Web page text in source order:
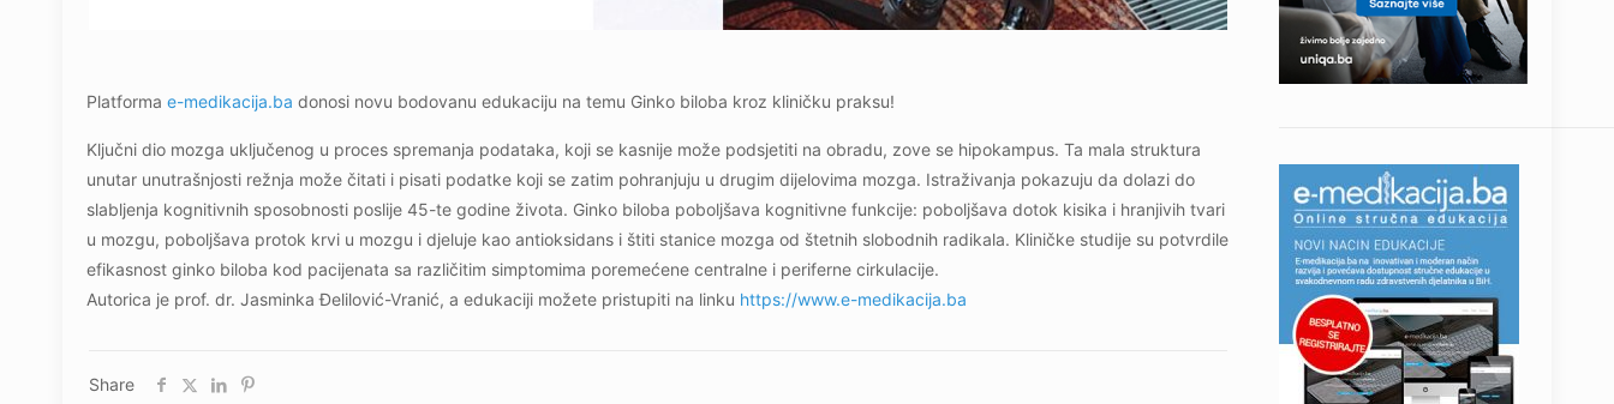
Platforma e-medikacija.ba donosi novu bodovanu edukaciju na temu Ginko biloba kroz kliničku praksu!
Ključni dio mozga uključenog u proces spremanja podataka, koji se kasnije može podsjetiti na obradu, zove se hipokampus. Ta mala struktura
unutar unutrašnjosti režnja može čitati i pisati podatke koji se zatim pohranjuju u drugim dijelovima mozga. Istraživanja pokazuju da dolazi do
slabljenja kognitivnih sposobnosti poslije 45-te godine života. Ginko biloba poboljšava kognitivne funkcije: poboljšava dotok kisika i hranjivih tvari
u mozgu, poboljšava protok krvi u mozgu i djeluje kao antioksidans i štiti stanice mozga od štetnih slobodnih radikala. Kliničke studije su potvrdile
efikasnost ginko biloba kod pacijenata sa različitim simptomima poremećene centralne i periferne cirkulacije.
Autorica je prof. dr. Jasminka Đelilović-Vranić, a edukaciji možete pristupiti na linku https://www.e-medikacija.ba
Share